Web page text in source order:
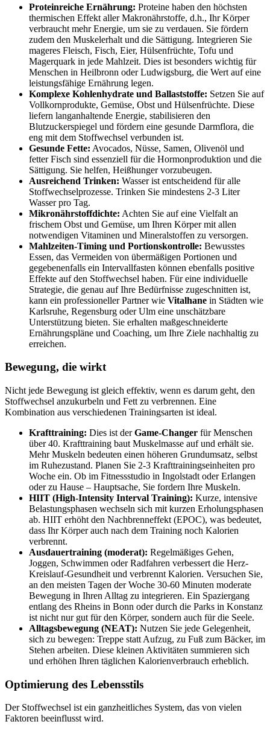
Proteinreiche Ernährung: Proteine haben den höchsten
thermischen Effekt aller Makronährstoffe, d.h., Ihr Körper
verbraucht mehr Energie, um sie zu verdauen. Sie fördern
zudem den Muskelerhalt und die Sättigung. Integrieren Sie
mageres Fleisch, Fisch, Eier, Hülsenfrüchte, Tofu und
Magerquark in jede Mahlzeit. Dies ist besonders wichtig für
Menschen in Heilbronn oder Ludwigsburg, die Wert auf eine
leistungsfähige Ernährung legen.
Komplexe Kohlenhydrate und Ballaststoffe: Setzen Sie auf
Vollkornprodukte, Gemüse, Obst und Hülsenfrüchte. Diese
liefern langanhaltende Energie, stabilisieren den
Blutzuckerspiegel und fördern eine gesunde Darmflora, die
eng mit dem Stoffwechsel verbunden ist.
Gesunde Fette: Avocados, Nüsse, Samen, Olivenöl und
fetter Fisch sind essenziell für die Hormonproduktion und die
Sättigung. Sie helfen, Heißhunger vorzubeugen.
Ausreichend Trinken: Wasser ist entscheidend für alle
Stoffwechselprozesse. Trinken Sie mindestens 2-3 Liter
Wasser pro Tag.
Mikronährstoffdichte: Achten Sie auf eine Vielfalt an
frischem Obst und Gemüse, um Ihren Körper mit allen
notwendigen Vitaminen und Mineralstoffen zu versorgen.
Mahlzeiten-Timing und Portionskontrolle: Bewusstes
Essen, das Vermeiden von übermäßigen Portionen und
gegebenenfalls ein Intervallfasten können ebenfalls positive
Effekte auf den Stoffwechsel haben. Für eine individuelle
Strategie, die genau auf Ihre Bedürfnisse zugeschnitten ist,
kann ein professioneller Partner wie Vitalhane in Städten wie
Karlsruhe, Regensburg oder Ulm eine unschätzbare
Unterstützung bieten. Sie erhalten maßgeschneiderte
Ernährungspläne und Coaching, um Ihre Ziele nachhaltig zu
erreichen.
Bewegung, die wirkt
Nicht jede Bewegung ist gleich effektiv, wenn es darum geht, den
Stoffwechsel anzukurbeln und Fett zu verbrennen. Eine
Kombination aus verschiedenen Trainingsarten ist ideal.
Krafttraining: Dies ist derGame-Changer für Menschen
über 40. Krafttraining baut Muskelmasse auf und erhält sie.
Mehr Muskeln bedeuten einen höheren Grundumsatz, selbst
im Ruhezustand. Planen Sie 2-3 Krafttrainingseinheiten pro
Woche ein. Ob im Fitnessstudio in Ingolstadt oder Erlangen
oder zu Hause – Hauptsache, Sie fordern Ihre Muskeln.
HIIT (High-Intensity Interval Training): Kurze, intensive
Belastungsphasen wechseln sich mit kurzen Erholungsphasen
ab. HIIT erhöht den Nachbrenneffekt (EPOC), was bedeutet,
dass Ihr Körper auch nach dem Training noch Kalorien
verbrennt.
Ausdauertraining (moderat): Regelmäßiges Gehen,
Joggen, Schwimmen oder Radfahren verbessert die Herz-
Kreislauf-Gesundheit und verbrennt Kalorien. Versuchen Sie,
an den meisten Tagen der Woche 30-60 Minuten moderate
Bewegung in Ihren Alltag zu integrieren. Ein Spaziergang
entlang des Rheins in Bonn oder durch die Parks in Konstanz
ist nicht nur gut für den Körper, sondern auch für die Seele.
Alltagsbewegung (NEAT): Nutzen Sie jede Gelegenheit,
sich zu bewegen: Treppe statt Aufzug, zu Fuß zum Bäcker, im
Stehen arbeiten. Diese kleinen Aktivitäten summieren sich
und erhöhen Ihren täglichen Kalorienverbrauch erheblich.
Optimierung des Lebensstils
Der Stoffwechsel ist ein ganzheitliches System, das von vielen
Faktoren beeinflusst wird.